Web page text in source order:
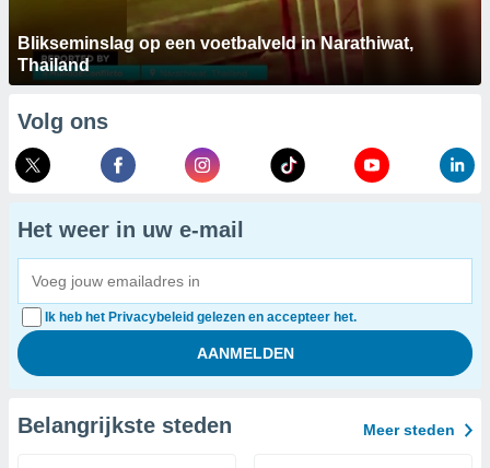
Blikseminslag op een voetbalveld in Narathiwat,
Thailand
Volg ons
Het weer in uw e-mail
Ik heb het Privacybeleid gelezen en accepteer het.
Belangrijkste steden Meer steden